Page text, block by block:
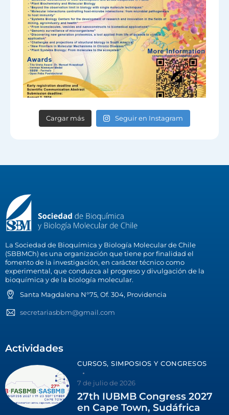
Cargar más Seguir en Instagram
La Sociedad de Bioquímica y Biología Molecular de Chile
(SBBMCh) es una organización que tiene por finalidad el
fomento de la investigación, en carácter técnico como
experimental, que conduzca al progreso y divulgación de la
bioquímica y de la biología molecular.
Santa Magdalena N°75, Of. 304, Providencia
secretariasbbm@gmail.com
Actividades
CURSOS, SIMPOSIOS Y CONGRESOS
7 de julio de 2026
27th IUBMB Congress 2027
en Cape Town, Sudáfrica